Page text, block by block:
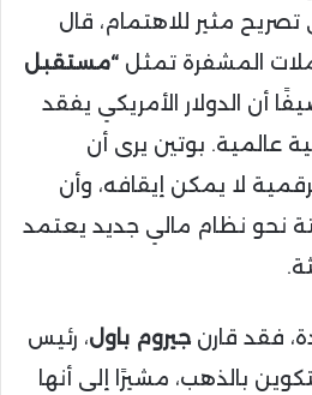
مثير للاهتمام، قال
المشفرة تمثل “مستقبل
أن الدولار الأمريكي يفقد
عالمية. بوتين يرى أن
لا يمكن إيقافه، وأن
نحو نظام مالي جديد يعتمد
فقد قارن جيروم باول، رئيس
بالذهب، مشيرًا إلى أنها